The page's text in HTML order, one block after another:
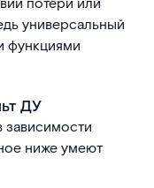
потери или
универсальный
функциями
ДУ
зависимости
ниже умеют